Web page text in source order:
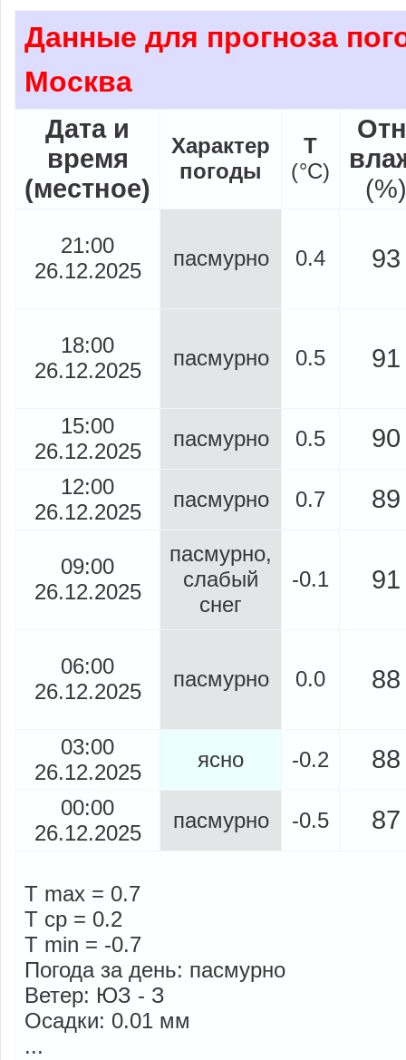
Данные для прогноза
Москва
Дата и
время
(местное)
Характер
погоды
Т
(°C)
(%)
21:00
26.12.2025
пасмурно 0.4 93
18:00
26.12.2025
пасмурно 0.5 91
15:00
26.12.2025
пасмурно 0.5 90
12:00
26.12.2025
пасмурно 0.7 89
09:00
26.12.2025
пасмурно,
слабый
снег
-0.1 91
06:00
26.12.2025
пасмурно 0.0 88
03:00
26.12.2025
ясно -0.2 88
00:00
26.12.2025
пасмурно -0.5 87
T max = 0.7
T cp = 0.2
T min = -0.7
Погода за день: пасмурно
Ветер: ЮЗ - З
Осадки: 0.01 мм
...